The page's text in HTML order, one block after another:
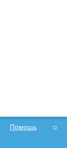
Помощь